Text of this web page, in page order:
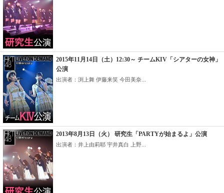
2015年11月14日（土）12:30～ チームKIV「シアターの女神」
公演
出演者：渕上舞 伊藤来笑 今田美奈...
2013年8月13日（火） 研究生「PARTYが始まるよ」公演
出演者：井上由莉耶 宇井真白 上野...